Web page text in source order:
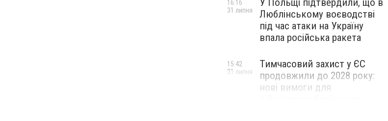
У Польщі підтвердили, що в
Люблінському воєводстві
під час атаки на Україну
впала російська ракета
16:16
31 липня
Тимчасовий захист у ЄС
продовжили до 2028 року:
нові вимоги для
15:42
31 липня